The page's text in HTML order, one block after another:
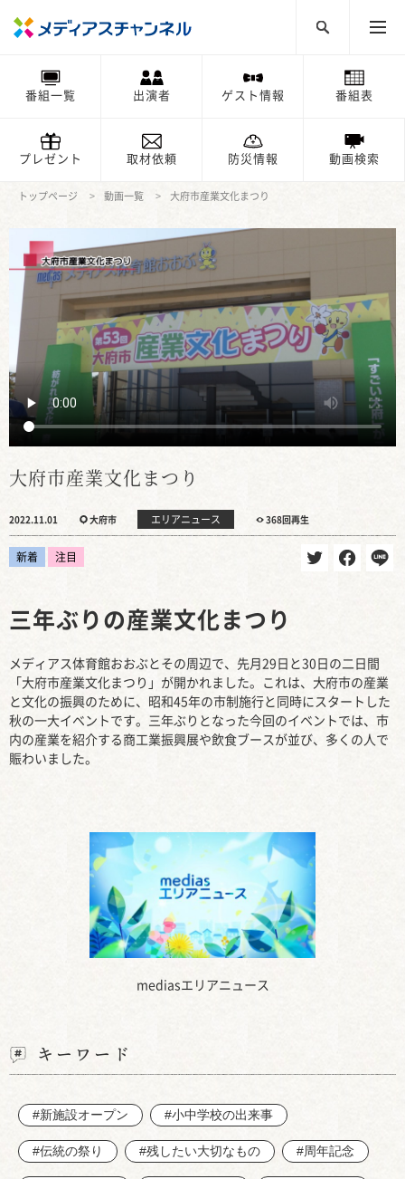
番組一覧 出演者 ゲスト情報 番組表
プレゼント 取材依頼 防災情報 動画検索
トップページ 動画一覧 大府市産業文化まつり
大府市産業文化まつり
2022.11.01 大府市 エリアニュース 368回再生
新着 注目
mediasエリアニュース
三年ぶりの産業文化まつり
メディアス体育館おおぶとその周辺で、先月29日と30日の二日間
「大府市産業文化まつり」が開かれました。これは、大府市の産業
と文化の振興のために、昭和45年の市制施行と同時にスタートした
秋の一大イベントです。三年ぶりとなった今回のイベントでは、市
内の産業を紹介する商工業振興展や飲食ブースが並び、多くの人で
賑わいました。
キーワード
#新施設オープン #小中学校の出来事
#伝統の祭り #残したい大切なもの #周年記念